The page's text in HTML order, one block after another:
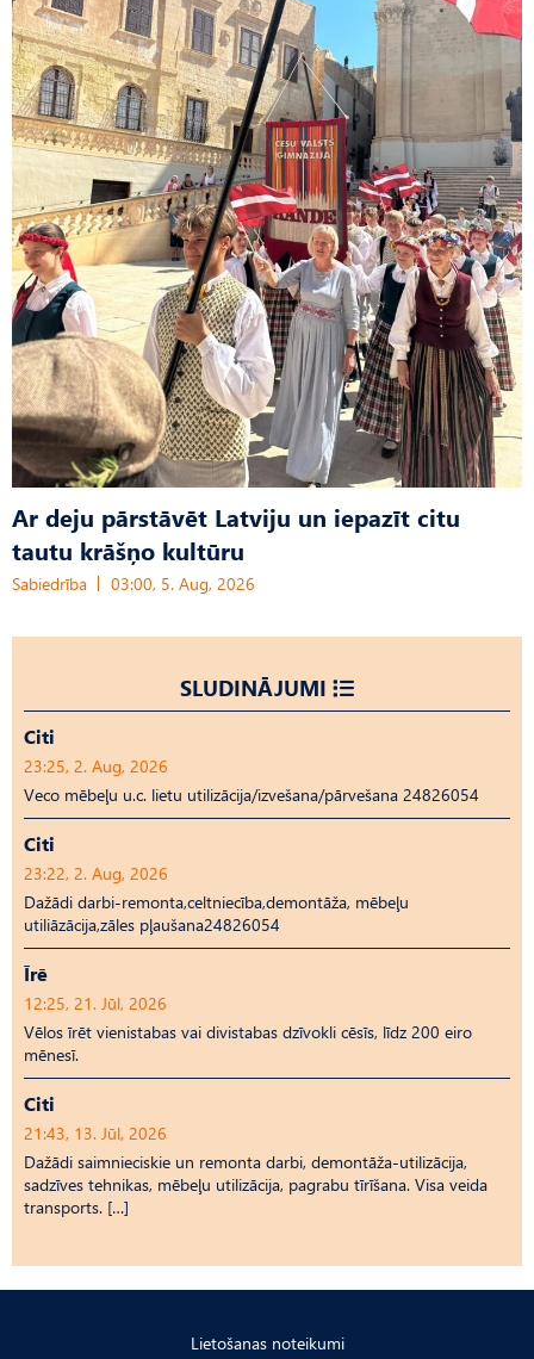
Ar deju pārstāvēt Latviju un iepazīt citu
tautu krāšņo kultūru
Sabiedrība 03:00, 5. Aug, 2026
SLUDINĀJUMI
Citi
23:25, 2. Aug, 2026
Veco mēbeļu u.c. lietu utilizācija/izvešana/pārvešana 24826054
Citi
23:22, 2. Aug, 2026
Dažādi darbi-remonta,celtniecība,demontāža, mēbeļu
utiliāzācija,zāles pļaušana24826054
Īrē
12:25, 21. Jūl, 2026
Vēlos īrēt vienistabas vai divistabas dzīvokli cēsīs, līdz 200 eiro
mēnesī.
Citi
21:43, 13. Jūl, 2026
Dažādi saimnieciskie un remonta darbi, demontāža-utilizācija,
sadzīves tehnikas, mēbeļu utilizācija, pagrabu tīrīšana. Visa veida
transports. […]
Lietošanas noteikumi